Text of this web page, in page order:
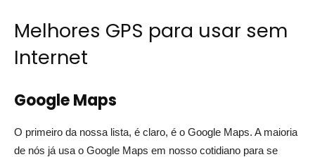
Melhores GPS para usar sem
Internet
Google Maps
O primeiro da nossa lista, é claro, é o Google Maps. A maioria
de nós já usa o Google Maps em nosso cotidiano para se